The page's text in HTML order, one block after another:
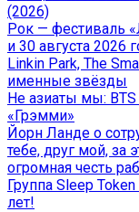
(2026)
Рок — фестиваль
и 30 августа 2026
Linkin Park, The
именные звёзды
Не азиаты мы: BTS
«Грэмми»
Йорн Ланде о
тебе, друг мой, за
огромная честь
Группа Sleep
лет!